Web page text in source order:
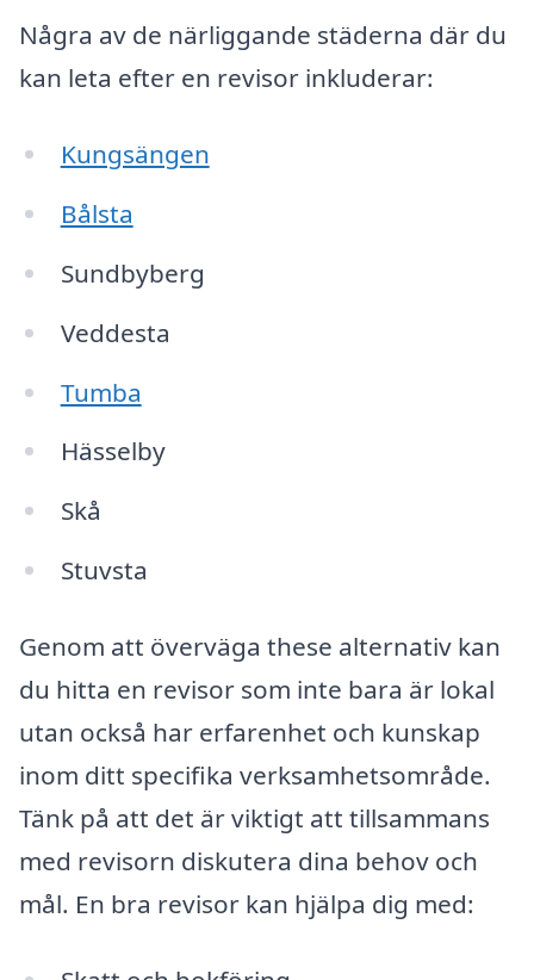
Några av de närliggande städerna där du
kan leta efter en revisor inkluderar:
Kungsängen
Bålsta
Sundbyberg
Veddesta
Tumba
Hässelby
Skå
Stuvsta
Genom att överväga these alternativ kan
du hitta en revisor som inte bara är lokal
utan också har erfarenhet och kunskap
inom ditt specifika verksamhetsområde.
Tänk på att det är viktigt att tillsammans
med revisorn diskutera dina behov och
mål. En bra revisor kan hjälpa dig med: